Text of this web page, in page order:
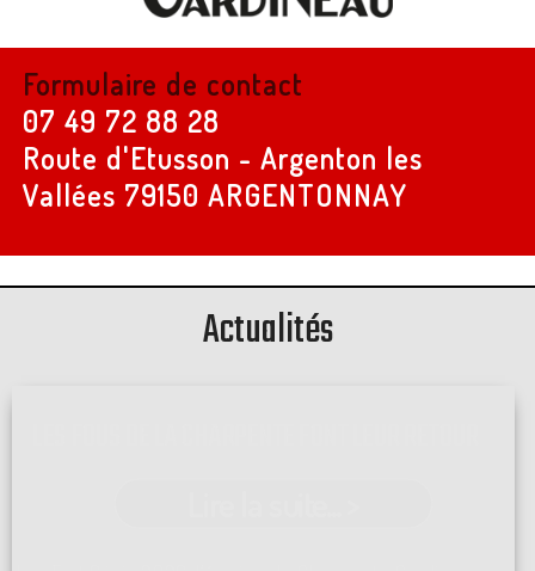
Formulaire de contact
07 49 72 88 28
Route d'Etusson - Argenton les
Vallées 79150 ARGENTONNAY
Actualités